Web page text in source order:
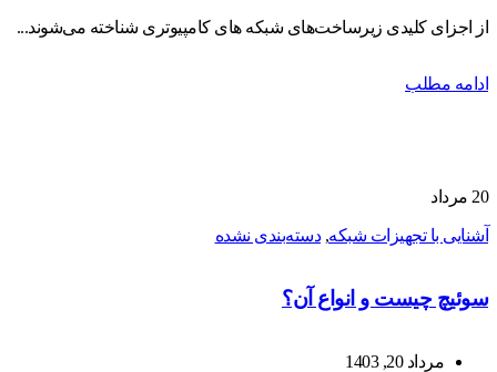
از اجزای کلیدی زیرساخت‌های شبکه‌ های کامپیوتری شناخته می‌شوند...
ادامه مطلب
20 مرداد
آشنایی با تجهیزات شبکه,دسته‌بندی نشده
سوئیچ چیست و انواع آن؟
مرداد 20, 1403